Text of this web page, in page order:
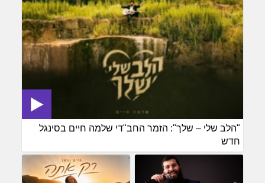
"הלב שלי – שלך": הזמר החב"די שלמה חיים בסינגל
חדש